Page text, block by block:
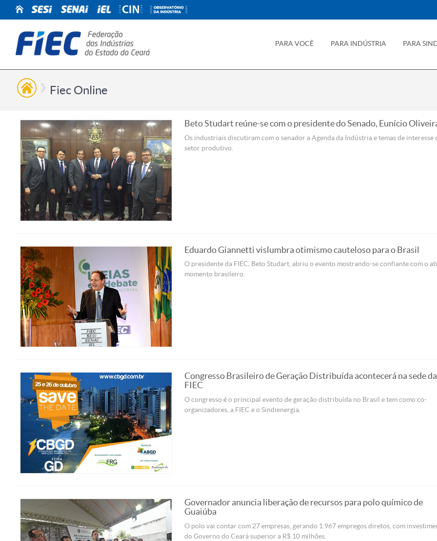
PARA VOCÊ PARA INDÚSTRIA PARA
Fiec Online
Beto Studart reúne-se com o presidente do Senado, Eunício
Os industriais discutiram com o senador a Agenda da Indústria e temas de interesse
setor produtivo.
Eduardo Giannetti vislumbra otimismo cauteloso para o Brasil
O presidente da FIEC, Beto Studart, abriu o evento mostrando-se confiante com o
momento brasileiro.
Congresso Brasileiro de Geração Distribuída acontecerá na sede da
FIEC
O congresso é o principal evento de geração distribuída no Brasil e tem como co-
organizadores, a FIEC e o Sindienergia.
Governador anuncia liberação de recursos para polo químico de
Guaiúba
O polo vai contar com 27 empresas, gerando 1.967 empregos diretos, com
do Governo do Ceará superior a R$ 10 milhões.